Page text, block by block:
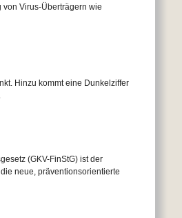
Virus-Überträgern wie
Hinzu kommt eine Dunkelziffer
(GKV-FinStG) ist der
neue, präventionsorientierte